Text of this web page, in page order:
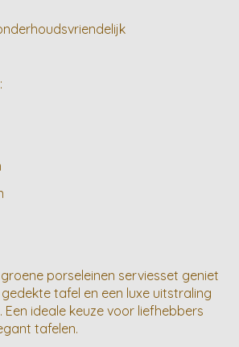
porseleinen serviesset geniet
tafel en een luxe uitstraling
ideale keuze voor liefhebbers
tafelen.